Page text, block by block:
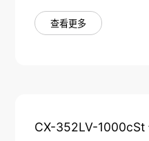
查看更多
CX-352LV-1000cSt